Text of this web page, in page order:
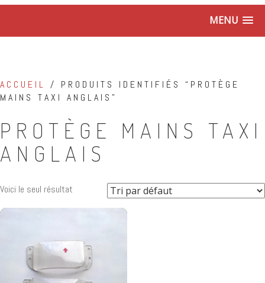
MENU
ACCUEIL / PRODUITS IDENTIFIÉS “PROTÈGE
MAINS TAXI ANGLAIS”
PROTÈGE MAINS TAXI
ANGLAIS
Voici le seul résultat